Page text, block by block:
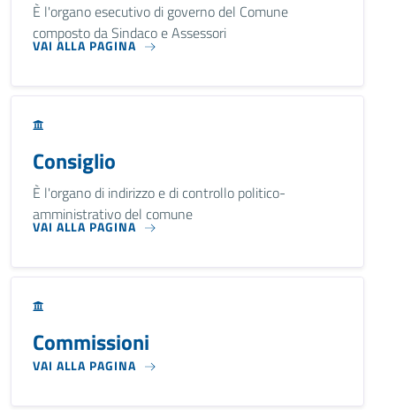
È l'organo esecutivo di governo del Comune
composto da Sindaco e Assessori
VAI ALLA PAGINA
Consiglio
È l'organo di indirizzo e di controllo politico-
amministrativo del comune
VAI ALLA PAGINA
Commissioni
VAI ALLA PAGINA